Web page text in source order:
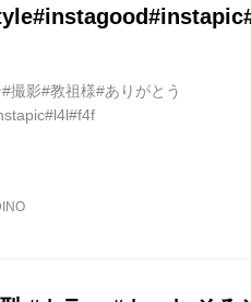
撮影#教祖様#ありがとう